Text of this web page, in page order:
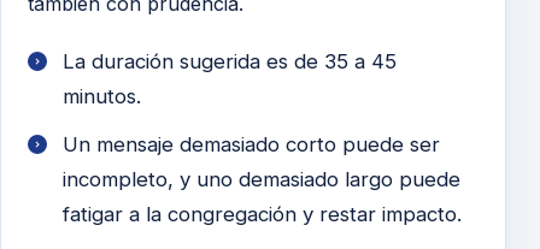
La duración sugerida es de 35 a 45
minutos.
Un mensaje demasiado corto puede ser
incompleto, y uno demasiado largo puede
fatigar a la congregación y restar impacto.